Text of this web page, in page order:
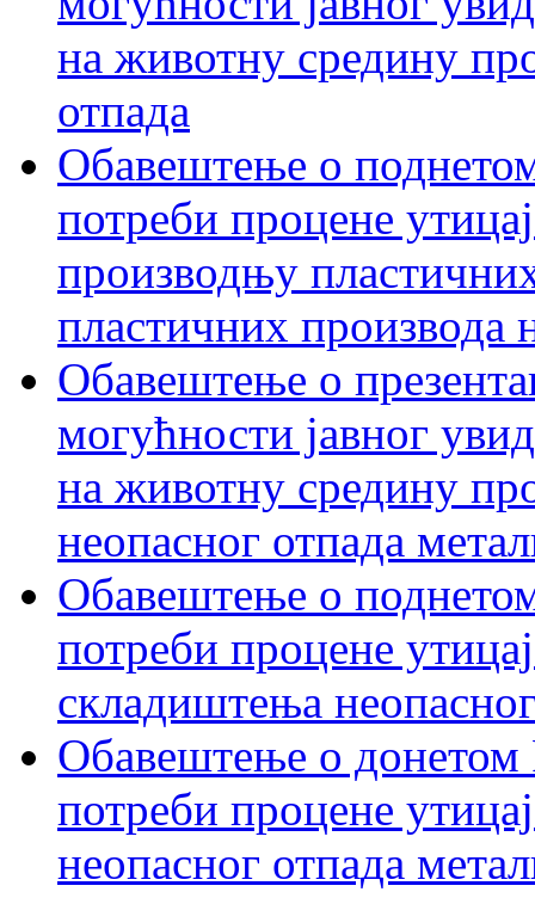
на животну средину
отпада
Обавештење о
потреби процене
производњу
пластичних производа
Обавештење о
могућности јавног
на животну средину
неопасног отпада
Обавештење о
потреби процене
складиштења
Обавештење о
потреби процене
неопасног отпада